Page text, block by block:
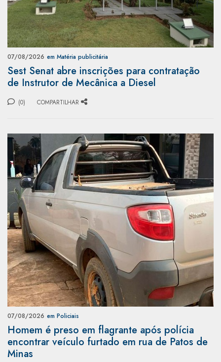
07/08/2026 em Matéria publicitária
Sest Senat abre inscrições para contratação
de Instrutor de Mecânica a Diesel
(0) COMPARTILHAR
07/08/2026 em Policiais
Homem é preso em flagrante após polícia
encontrar veículo furtado em rua de Patos de
Minas